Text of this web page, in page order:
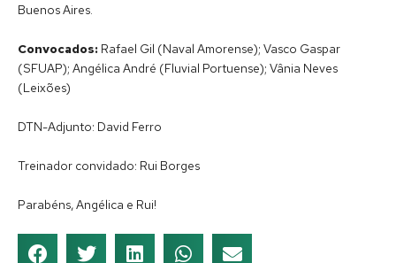
Buenos Aires.
Convocados: Rafael Gil (Naval Amorense); Vasco Gaspar
(SFUAP); Angélica André (Fluvial Portuense); Vânia Neves
(Leixões)
DTN-Adjunto: David Ferro
Treinador convidado: Rui Borges
Parabéns, Angélica e Rui!